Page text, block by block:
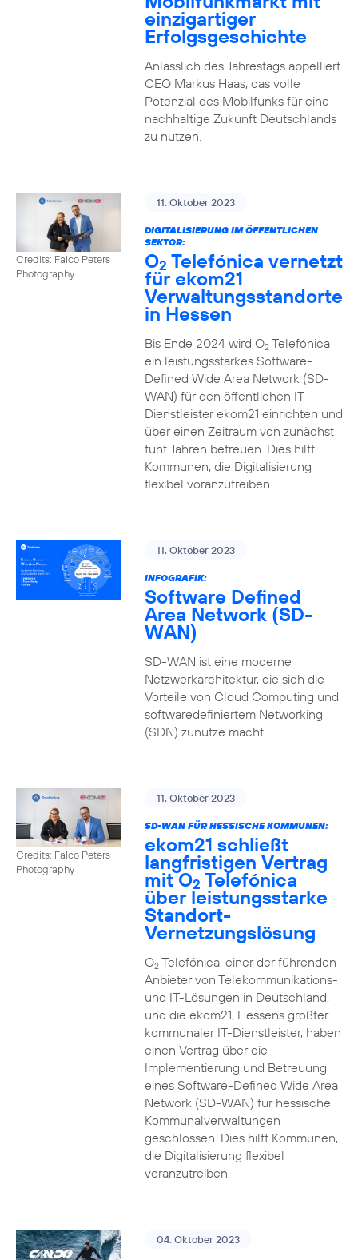
einzigartiger
Erfolgsgeschichte
Anlässlich des Jahrestags appelliert
CEO Markus Haas, das volle
Potenzial des Mobilfunks für eine
nachhaltige Zukunft Deutschlands
zu nutzen.
Credits: Falco Peters
Photography
11. Oktober 2023
DIGITALISIERUNG IM ÖFFENTLICHEN
SEKTOR:
O2 Telefónica vernetzt
für ekom21
Verwaltungsstandorte
in Hessen
Bis Ende 2024 wird O2Telefónica
ein leistungsstarkes Software-
Defined Wide Area Network (SD-
WAN) für den öffentlichen IT-
Dienstleister ekom21 einrichten und
über einen Zeitraum von zunächst
fünf Jahren betreuen. Dies hilft
Kommunen, die Digitalisierung
flexibel voranzutreiben.
11. Oktober 2023
INFOGRAFIK:
Software Defined
Area Network (SD-
WAN)
SD-WAN ist eine moderne
Netzwerkarchitektur, die sich die
Vorteile von Cloud Computing und
softwaredefiniertem Networking
(SDN) zunutze macht.
Credits: Falco Peters
Photography
11. Oktober 2023
SD-WAN FÜR HESSISCHE KOMMUNEN:
ekom21 schließt
langfristigen Vertrag
mit O2 Telefónica
über leistungsstarke
Standort-
Vernetzungslösung
O2Telefónica, einer der führenden
Anbieter von Telekommunikations-
und IT-Lösungen in Deutschland,
und die ekom21, Hessens größter
kommunaler IT-Dienstleister, haben
einen Vertrag über die
Implementierung und Betreuung
eines Software-Defined Wide Area
Network (SD-WAN) für hessische
Kommunalverwaltungen
geschlossen. Dies hilft Kommunen,
die Digitalisierung flexibel
voranzutreiben.
04. Oktober 2023